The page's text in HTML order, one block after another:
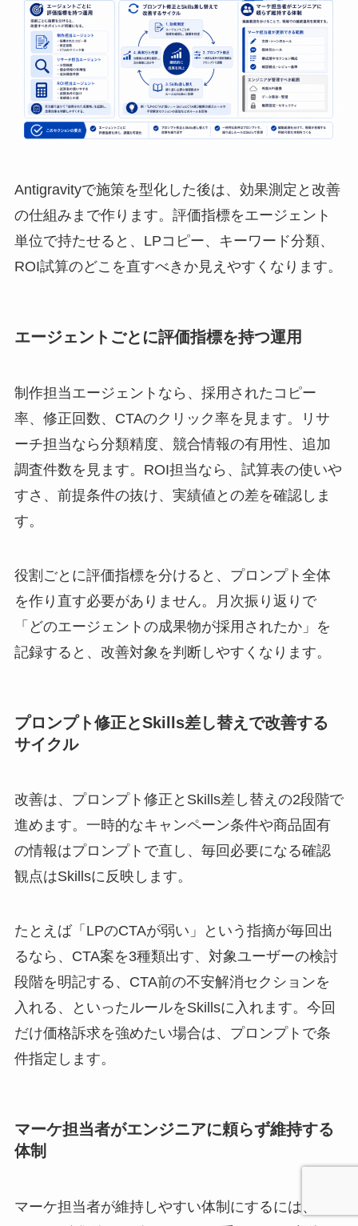
Antigravityで施策を型化した後は、効果測定と改善
の仕組みまで作ります。評価指標をエージェント
単位で持たせると、LPコピー、キーワード分類、
ROI試算のどこを直すべきか見えやすくなります。
エージェントごとに評価指標を持つ運用
制作担当エージェントなら、採用されたコピー
率、修正回数、CTAのクリック率を見ます。リサ
ーチ担当なら分類精度、競合情報の有用性、追加
調査件数を見ます。ROI担当なら、試算表の使いや
すさ、前提条件の抜け、実績値との差を確認しま
す。
役割ごとに評価指標を分けると、プロンプト全体
を作り直す必要がありません。月次振り返りで
「どのエージェントの成果物が採用されたか」を
記録すると、改善対象を判断しやすくなります。
プロンプト修正とSkills差し替えで改善する
サイクル
改善は、プロンプト修正とSkills差し替えの2段階で
進めます。一時的なキャンペーン条件や商品固有
の情報はプロンプトで直し、毎回必要になる確認
観点はSkillsに反映します。
たとえば「LPのCTAが弱い」という指摘が毎回出
るなら、CTA案を3種類出す、対象ユーザーの検討
段階を明記する、CTA前の不安解消セクションを
入れる、といったルールをSkillsに入れます。今回
だけ価格訴求を強めたい場合は、プロンプトで条
件指定します。
マーケ担当者がエンジニアに頼らず維持する
体制
マーケ担当者が維持しやすい体制にするには、